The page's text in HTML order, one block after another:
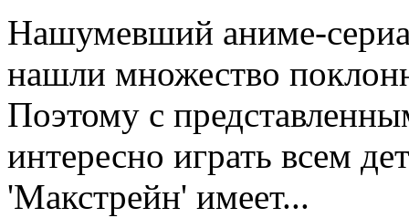
Нашумевший аниме-
нашли множество
Поэтому с
интересно играть всем
'Макстрейн' имеет...